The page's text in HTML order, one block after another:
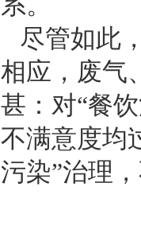
尽管如此
相应，废气
甚：对“餐
不满意度均
污染”治理